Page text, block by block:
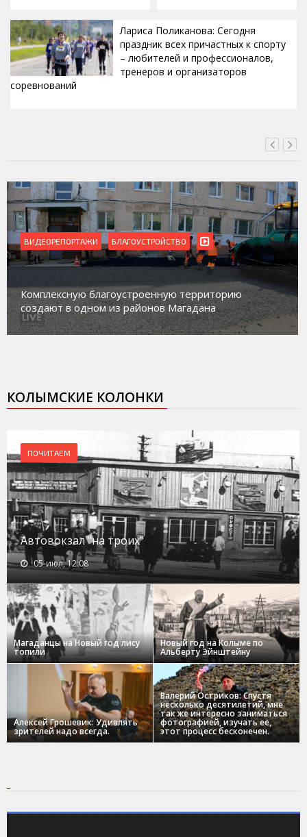
Лариса Поликанова: Сегодня
праздник всех причастных к спорту
– любителей и профессионалов,
тренеров и организаторов
соревнований
ВИДЕОРЕПОРТАЖИ
Магадан присоединился к пилотному проекту
работе с несовершеннолетними из групп
социального риска «Переправа»
КОЛЫМСКИЕ КОЛОНКИ
ПОЧИТАЕМ
Автовокзал "на троих"
05-июл, 12:08
Магаданцы на Новый год лису
топили
Новый год на Колыме по
Альберту Эйнштейну
Алексей Грошевик: Удивлять
зрителей надо всегда.
Валерий Остриков: Спустя
несколько десятилетий, мне
так же интересно заниматься
фотографией, изучать ее,
этот процесс бесконечен.